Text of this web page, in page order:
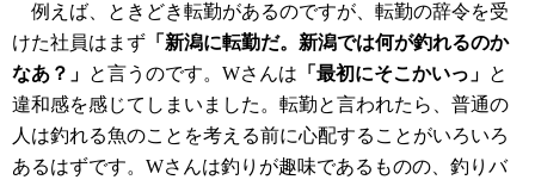
例えば、ときどき転勤があるのですが、転勤の辞令を受
けた社員はまず 「新潟に転勤だ。新潟では何が釣れるのか
なあ？」 と言うのです。Wさんは 「最初にそこかいっ」 と
違和感を感じてしまいました。転勤と言われたら、普通の
人は釣れる魚のことを考える前に心配することがいろいろ
あるはずです。Wさんは釣りが趣味であるものの、釣りバ